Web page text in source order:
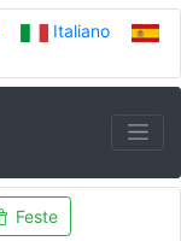
Italiano
Feste